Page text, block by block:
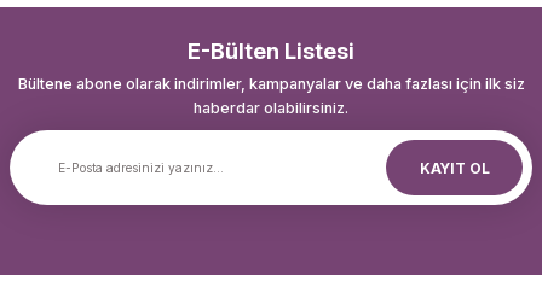
E-Bülten Listesi
Bültene abone olarak indirimler, kampanyalar ve daha fazlası için ilk siz
haberdar olabilirsiniz.
KAYIT OL